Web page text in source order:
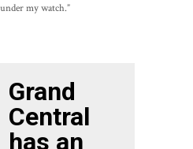
my watch.”
Grand
Central
has an